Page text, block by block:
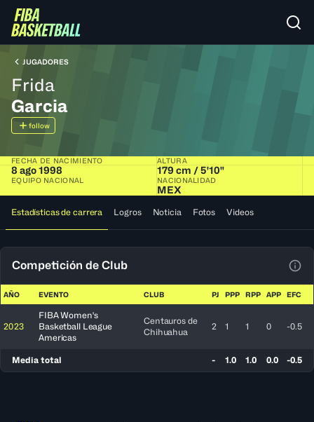
JUGADORES
Frida
Garcia
follow
FECHA DE NACIMIENTO
8 ago 1998
ALTURA
179 cm / 5'10"
EQUIPO NACIONAL NACIONALIDAD
MEX
Estadísticas de carrera Logros Noticia Fotos Videos
Competición de Club
AÑO EVENTO CLUB PJ PPP RPP APP EFC
2023
FIBA Women's
Basketball League
Americas
Centauros de
Chihuahua
2 1 1 0 -0.5
Media total - 1.0 1.0 0.0 -0.5